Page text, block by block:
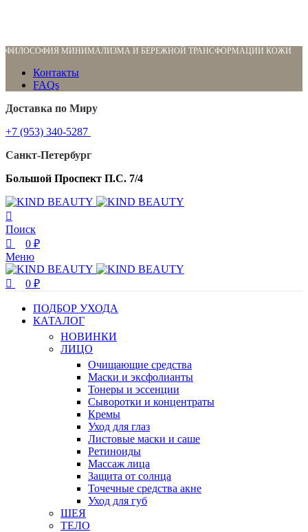
ФИЛОСОФИЯ МИНИМАЛИЗМА И БЕРЕЖНОЙ ТРАНСФОРМАЦИИ КОЖИ
Контакты
FAQs
Доставка по Миру
+7 (953) 340-5287
Санкт-Петербург
Большой Проспект П.С. 7/4
Поиск
0 ₽
Меню
0 ₽
ПОДБОР УХОДА
КАТАЛОГ
НОВИНКИ
ЛИЦО
Очищающие средства
Маски и эксфолианты
Тонеры и эссенции
Сыворотки и концентраты
Кремы
Уход для глаз
Листовые маски и саше
Ретиноиды
Массаж лица
Защита от солнца
Точечные средства акне
Уход для губ
ШЕЯ
ТЕЛО